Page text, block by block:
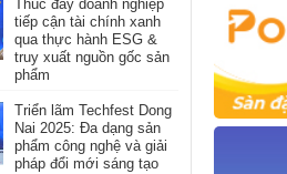
Thúc đẩy doanh nghiệp
tiếp cận tài chính xanh
qua thực hành ESG &
truy xuất nguồn gốc sản
phẩm
Triển lãm Techfest Dong
Nai 2025: Đa dạng sản
phẩm công nghệ và giải
pháp đổi mới sáng tạo